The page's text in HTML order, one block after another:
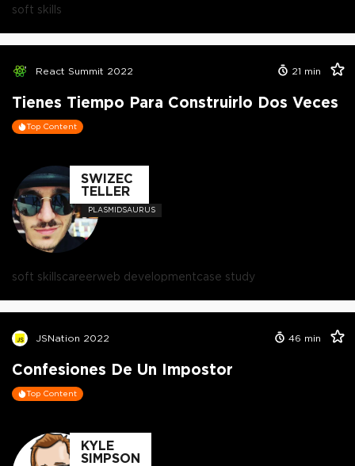
soft skills
React Summit 2022 21 min
Tienes Tiempo Para Construirlo Dos Veces
Top Content
SWIZEC
TELLER
PLASMIDSAURUS
soft skillscareerweb developmentcase study
JSNation 2022 46 min
Confesiones De Un Impostor
Top Content
KYLE
SIMPSON